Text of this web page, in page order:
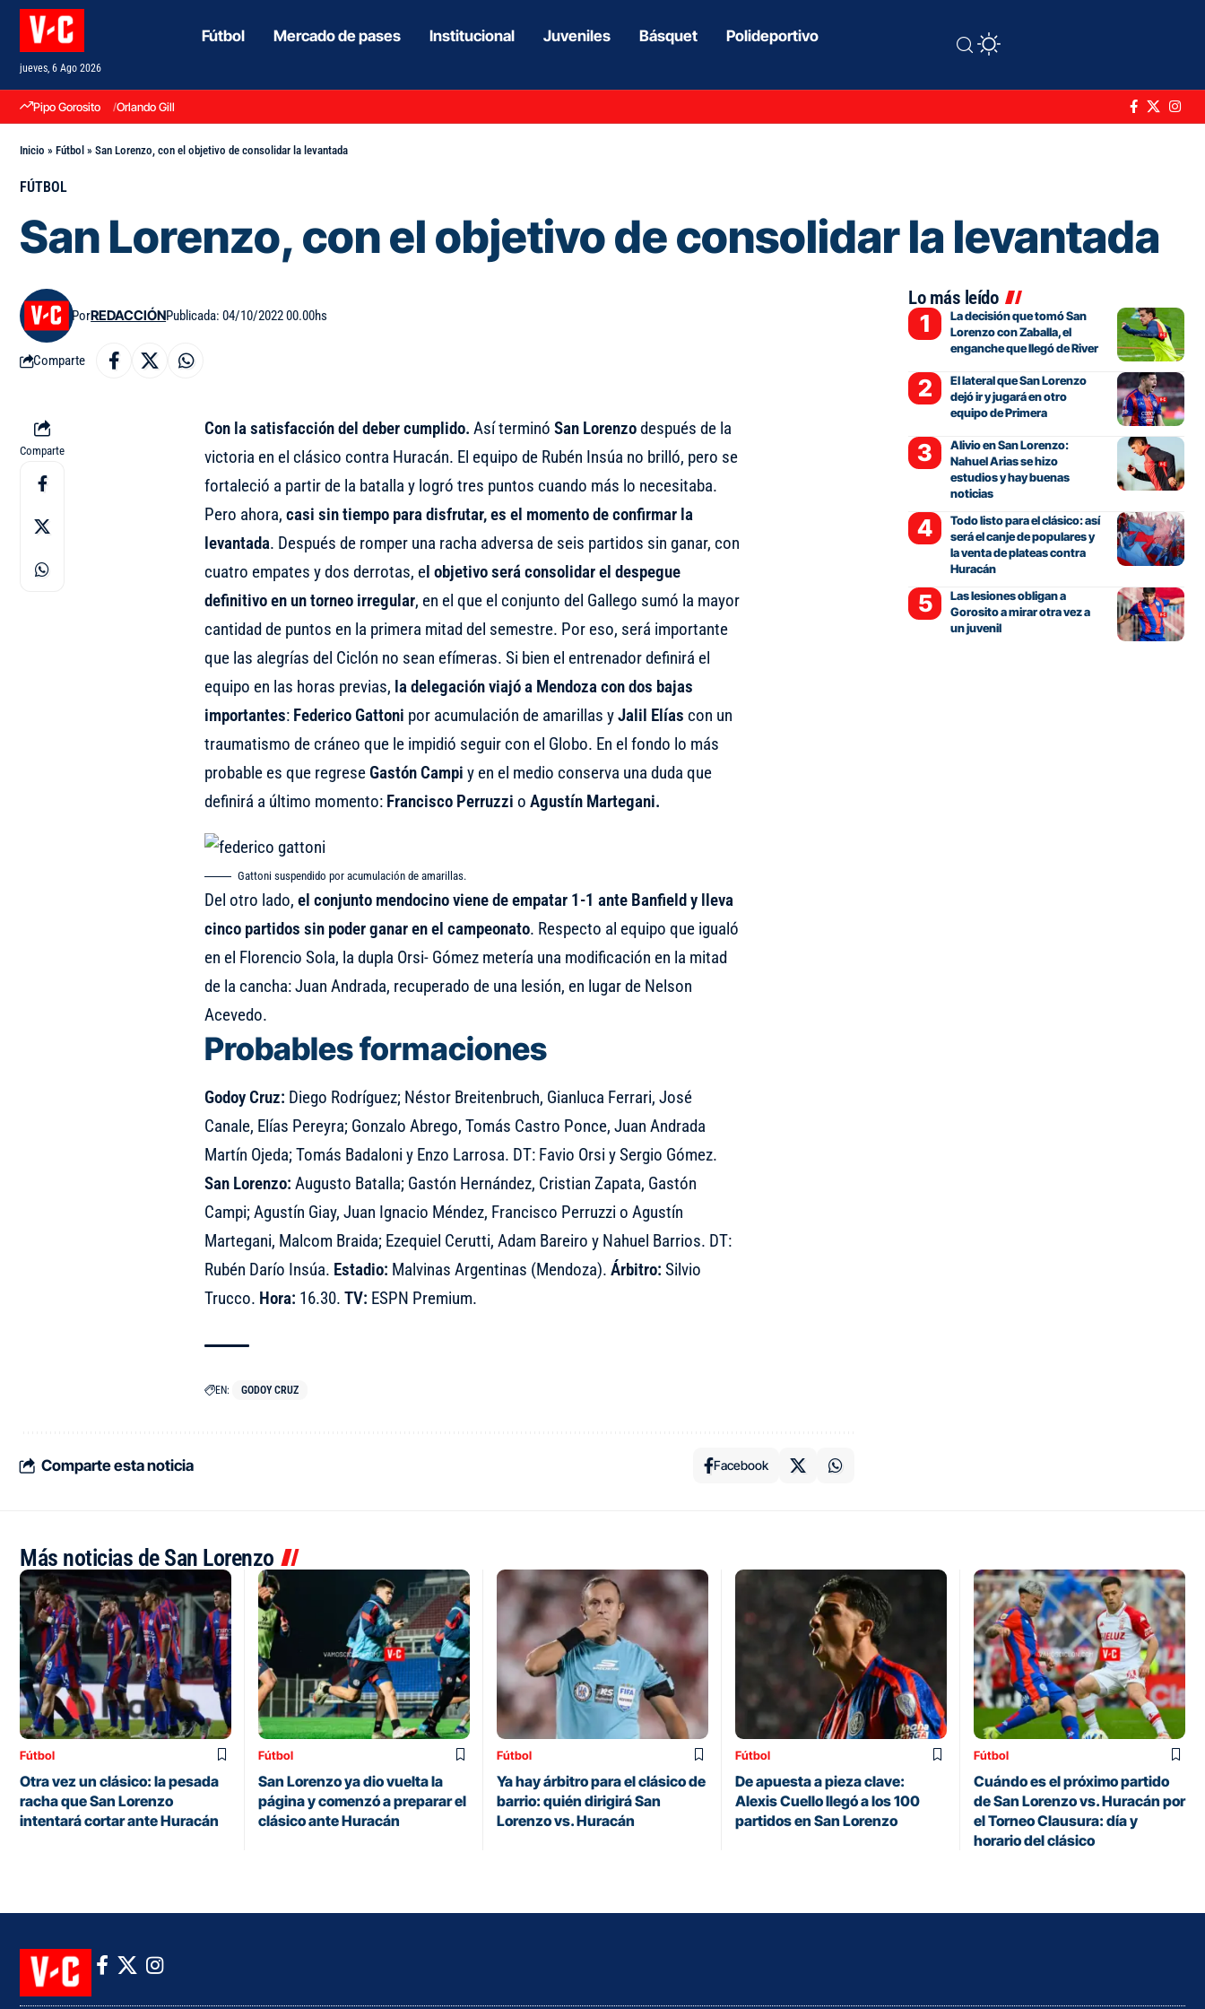
jueves, 6 Ago 2026
Fútbol Mercado de pases Institucional Juveniles Básquet Polideportivo
Pipo Gorosito Orlando Gill
Inicio » Fútbol » San Lorenzo, con el objetivo de consolidar la levantada
FÚTBOL
San Lorenzo, con el objetivo de consolidar la levantada
PorREDACCIÓNPublicada: 04/10/2022 00.00hs
Comparte
Comparte
Con la satisfacción del deber cumplido. Así terminó San Lorenzodespués de la
victoria en el clásico contra Huracán. El equipo de Rubén Insúa no brilló, pero se
fortaleció a partir de la batalla y logró tres puntos cuando más lo necesitaba.
Pero ahora, casi sin tiempo para disfrutar, es el momento de confirmar la
levantada. Después de romper una racha adversa de seis partidos sin ganar, con
cuatro empates y dos derrotas, el objetivo será consolidar el despegue
definitivo en un torneo irregular, en el que el conjunto del Gallego sumó la mayor
cantidad de puntos en la primera mitad del semestre. Por eso, será importante
que las alegrías del Ciclón no sean efímeras. Si bien el entrenador definirá el
equipo en las horas previas, la delegación viajó a Mendoza con dos bajas
importantes: Federico Gattoni por acumulación de amarillas yJalil Elías con un
traumatismo de cráneo que le impidió seguir con el Globo. En el fondo lo más
probable es que regrese Gastón Campi y en el medio conserva una duda que
definirá a último momento: Francisco Perruzzi o Agustín Martegani.
Gattoni suspendido por acumulación de amarillas.
Del otro lado, el conjunto mendocino viene de empatar 1-1 ante Banfield y lleva
cinco partidos sin poder ganar en el campeonato. Respecto al equipo que igualó
en el Florencio Sola, la dupla Orsi- Gómez metería una modificación en la mitad
de la cancha: Juan Andrada, recuperado de una lesión, en lugar de Nelson
Acevedo.
Probables formaciones
Godoy Cruz: Diego Rodríguez; Néstor Breitenbruch, Gianluca Ferrari, José
Canale, Elías Pereyra; Gonzalo Abrego, Tomás Castro Ponce, Juan Andrada
Martín Ojeda; Tomás Badaloni y Enzo Larrosa. DT: Favio Orsi y Sergio Gómez.
San Lorenzo: Augusto Batalla; Gastón Hernández, Cristian Zapata, Gastón
Campi; Agustín Giay, Juan Ignacio Méndez, Francisco Perruzzi o Agustín
Martegani, Malcom Braida; Ezequiel Cerutti, Adam Bareiro y Nahuel Barrios. DT:
Rubén Darío Insúa. Estadio: Malvinas Argentinas (Mendoza). Árbitro: Silvio
Trucco. Hora: 16.30. TV: ESPN Premium.
EN: GODOY CRUZ
Comparte esta noticia Facebook
Lo más leído
La decisión que tomó San
Lorenzo con Zaballa, el
enganche que llegó de River
El lateral que San Lorenzo
dejó ir y jugará en otro
equipo de Primera
Alivio en San Lorenzo:
Nahuel Arias se hizo
estudios y hay buenas
noticias
Todo listo para el clásico: así
será el canje de populares y
la venta de plateas contra
Huracán
Las lesiones obligan a
Gorosito a mirar otra vez a
un juvenil
Más noticias de San Lorenzo
Fútbol
Otra vez un clásico: la pesada
racha que San Lorenzo
intentará cortar ante Huracán
Fútbol
San Lorenzo ya dio vuelta la
página y comenzó a preparar el
clásico ante Huracán
Fútbol
Ya hay árbitro para el clásico de
barrio: quién dirigirá San
Lorenzo vs. Huracán
Fútbol
De apuesta a pieza clave:
Alexis Cuello llegó a los 100
partidos en San Lorenzo
Fútbol
Cuándo es el próximo partido
de San Lorenzo vs. Huracán por
el Torneo Clausura: día y
horario del clásico